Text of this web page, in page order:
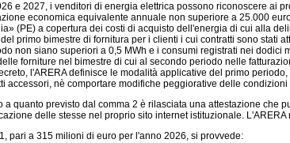
e 2027, i venditori di energia elettrica possono riconoscere ai
economica equivalente annuale non superiore a 25.000
(PE) a copertura dei costi di acquisto dell'energia di cui alla
primo bimestre di fornitura per i clienti i cui contratti sono stati
non siano superiori a 0,5 MWh e i consumi registrati nei
forniture nel bimestre di cui al secondo periodo nelle
l'ARERA definisce le modalità applicative del primo
accessori, nè comportare modifiche peggiorative delle condizioni
quanto previsto dal comma 2 è rilasciata una attestazione che
delle stesse nel proprio sito internet istituzionale.
pari a 315 milioni di euro per l'anno 2026, si provvede: